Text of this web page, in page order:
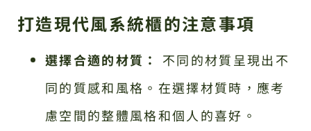
打造現代風系統櫃的注意事項
選擇合適的材質：
不同的材質呈現出不
同的質感和風格。在選擇材質時，應考
慮空間的整體風格和個人的喜好。